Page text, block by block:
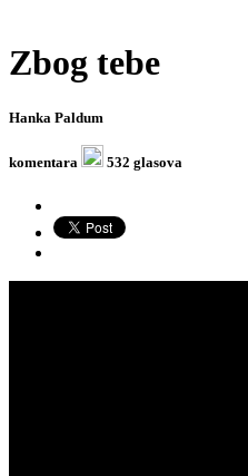
Zbog tebe
Hanka Paldum
komentara 532 glasova